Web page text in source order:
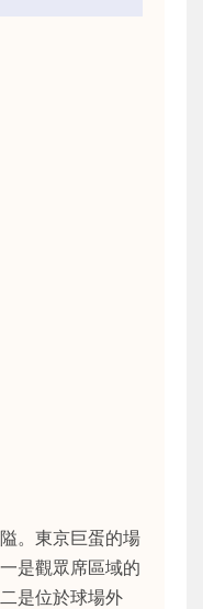
。東京巨蛋的場
是觀眾席區域的
是位於球場外